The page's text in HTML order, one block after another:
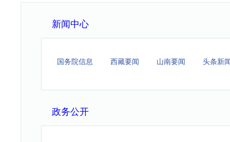
新闻中心
国务院信息 西藏要闻 山南要闻 头条新
政务公开